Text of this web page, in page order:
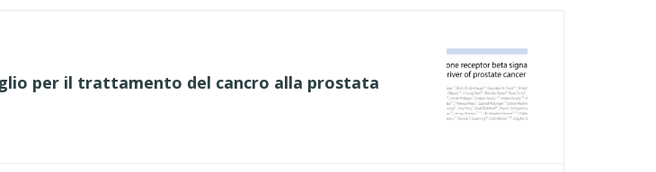
per il trattamento del cancro alla prostata